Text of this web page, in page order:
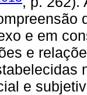
e em
e
e